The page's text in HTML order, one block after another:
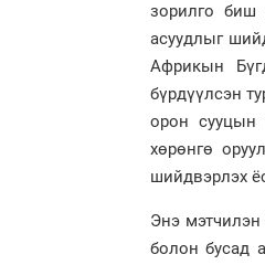
зорилго биш
асуудлыг
Африкын
бүрдүүлсэн
орон сууцын
хөрөнгө
шийдвэрлэх
Энэ мэтчилэн
болон бусад